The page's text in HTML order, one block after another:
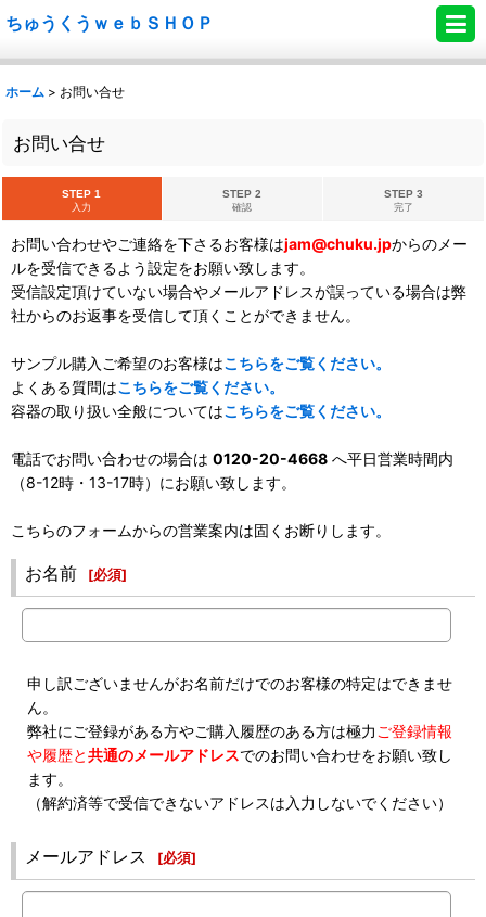
ちゅうくうｗｅｂＳＨＯＰ
ホーム > お問い合せ
お問い合せ
STEP 1
入力
STEP 2
確認
STEP 3
完了
お問い合わせやご連絡を下さるお客様はjam@chuku.jpからのメー
ルを受信できるよう設定をお願い致します。
受信設定頂けていない場合やメールアドレスが誤っている場合は弊
社からのお返事を受信して頂くことができません。
サンプル購入ご希望のお客様はこちらをご覧ください。
よくある質問はこちらをご覧ください。
容器の取り扱い全般についてはこちらをご覧ください。
電話でお問い合わせの場合は 0120-20-4668 へ平日営業時間内
（8-12時・13-17時）にお願い致します。
こちらのフォームからの営業案内は固くお断りします。
お名前 [必須]
申し訳ございませんがお名前だけでのお客様の特定はできませ
ん。
弊社にご登録がある方やご購入履歴のある方は極力 ご登録情報
や履歴と共通のメールアドレスでのお問い合わせをお願い致し
ます。
（解約済等で受信できないアドレスは入力しないでください）
メールアドレス [必須]